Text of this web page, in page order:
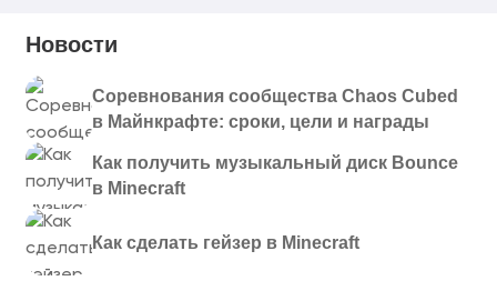
Новости
Соревнования сообщества Chaos Cubed
в Майнкрафте: сроки, цели и награды
Как получить музыкальный диск Bounce
в Minecraft
Как сделать гейзер в Minecraft